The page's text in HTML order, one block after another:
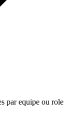
par equipe ou role